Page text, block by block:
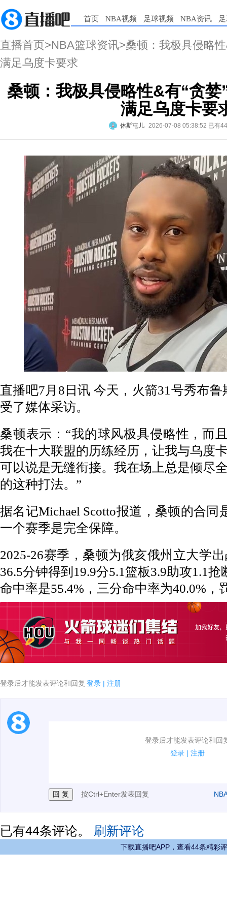
首页 NBA视频 足球视频 NBA资讯
直播首页>NBA篮球资讯>桑顿：我极具侵略
满足乌度卡要求
桑顿：我极具侵略性&有“贪
满足乌度卡要
休斯屯儿 2026-07-08 05:38:52 已有
直播吧7月8日讯 今天，火箭31号秀布鲁
受了媒体采访。
桑顿表示：“我的球风极具侵略性，而
我在十大联盟的历练经历，让我与乌度
可以说是无缝衔接。我在场上总是倾尽
的这种打法。”
据名记Michael Scotto报道，桑顿的合同
一个赛季是完全保障。
2025-26赛季，桑顿为俄亥俄州立大学
36.5分钟得到19.9分5.1篮板3.9助攻1.1
命中率是55.4%，三分命中率为40.0%，
登录后才能发表评论和回复 登录 | 注册
登录后才能发表评论和回
登录 | 注册
1.电脑端新用户可以发表评论了！
按Ctrl+Enter发表回复
已有44条评论。 刷新评论
下载直播吧APP，查看44条精彩